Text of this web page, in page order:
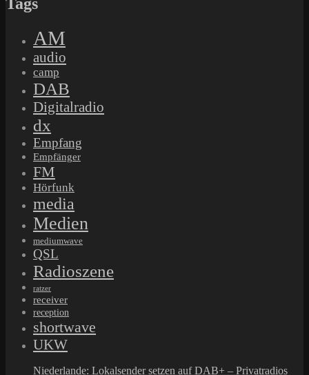
Tags
AM
audio
camp
DAB
Digitalradio
dx
Empfang
Empfänger
FM
Hörfunk
media
Medien
mediumwave
QSL
Radioszene
ratzer
receiver
reception
shortwave
UKW
Niederlande: Lokalsender setzen auf DAB+ – Privatradios